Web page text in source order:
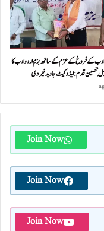
ادب کے فروغ کے عزم کے ساتھ بزمِ اردو ادب کا
تحسین قدم : ایڈوکیٹ جاوید خیردی
Join Now
Join Now
Join Now